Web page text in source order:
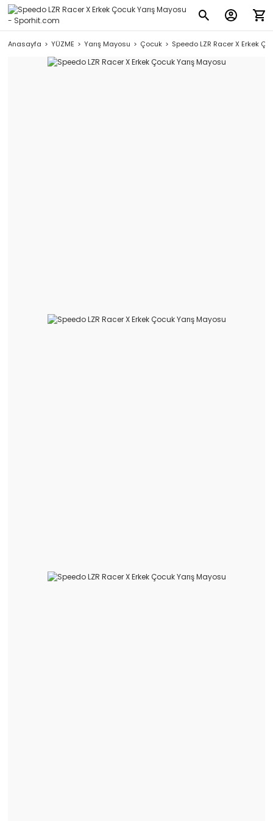
Anasayfa YÜZME Yarış Mayosu Çocuk Speedo LZR Racer X Erkek